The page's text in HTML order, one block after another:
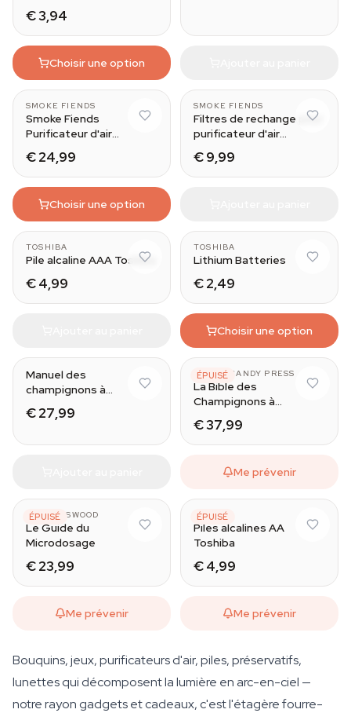
€ 3,94
Choisir une option
SMOKE FIENDS
Smoke Fiends
Purificateur d'air
€ 24,99
Choisir une option
SMOKE FIENDS
Filtres de rechange pour
purificateur d'air
€ 9,99
TOSHIBA
Pile alcaline AAA Toshiba
€ 4,99
TOSHIBA
Lithium Batteries
€ 2,49
Choisir une option
Manuel des
champignons à
€ 27,99
ÉPUISÉ
GREEN CANDY PRESS
La Bible des
Champignons à
€ 37,99
Me prévenir
ÉPUISÉ
CJ SPOTSWOOD
Le Guide du
Microdosage
€ 23,99
Me prévenir
ÉPUISÉ
TOSHIBA
Piles alcalines AA
Toshiba
€ 4,99
Me prévenir
Bouquins, jeux, purificateurs d'air, piles, préservatifs,
lunettes qui décomposent la lumière en arc-en-ciel —
notre rayon gadgets et cadeaux, c'est l'étagère fourre-